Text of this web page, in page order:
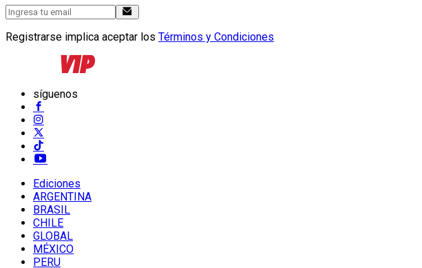
Registrarse implica aceptar los Términos y Condiciones
síguenos
Ediciones
ARGENTINA
BRASIL
CHILE
GLOBAL
MÉXICO
PERU